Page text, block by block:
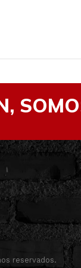
reservados.